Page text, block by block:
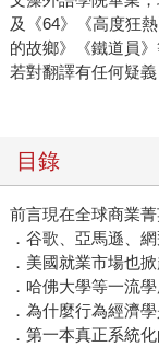
及《64》《高度狂
的故鄉》《鐵道員》
若對翻譯有任何疑
目錄
前言現在全球商業
．谷歌、亞馬遜、
．美國就業市場也
．哈佛大學等一流
．為什麼行為經濟
．第一本真正系統